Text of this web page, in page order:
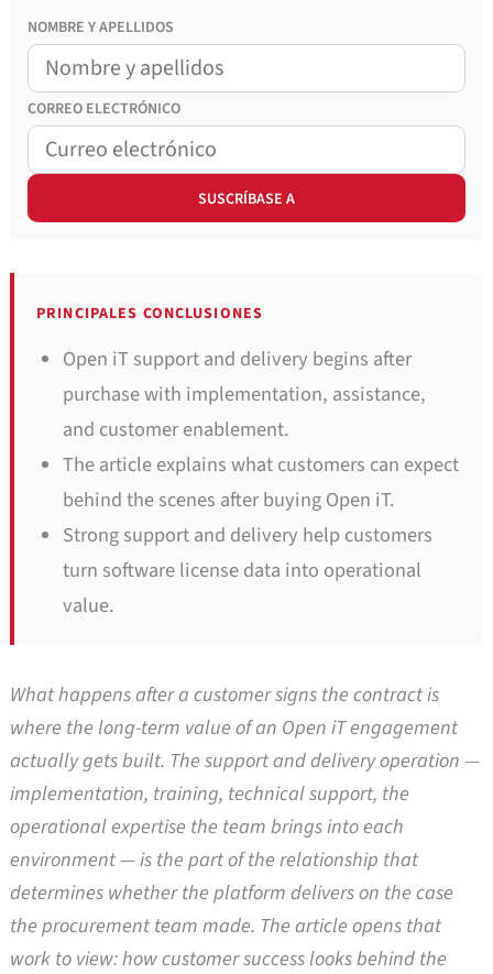
PRINCIPALES CONCLUSIONES
Open iT support and delivery begins after
purchase with implementation, assistance,
and customer enablement.
The article explains what customers can expect
behind the scenes after buying Open iT.
Strong support and delivery help customers
turn software license data into operational
value.
What happens after a customer signs the contract is
where the long-term value of an Open iT engagement
actually gets built. The support and delivery operation —
implementation, training, technical support, the
operational expertise the team brings into each
environment — is the part of the relationship that
determines whether the platform delivers on the case
the procurement team made. The article opens that
work to view: how customer success looks behind the
NOMBRE Y APELLIDOS
CORREO ELECTRÓNICO